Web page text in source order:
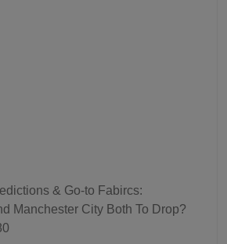
& Go-to Fabircs:
Manchester City Both To Drop?